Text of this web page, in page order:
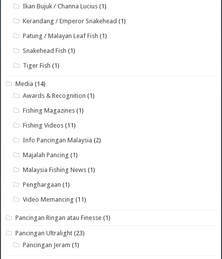
Ikan Bujuk / Channa Lucius (1)
Kerandang / Emperor Snakehead (1)
Patung / Malayan Leaf Fish (1)
Snakehead Fish (1)
Tiger Fish (1)
Media (14)
Awards & Recognition (1)
Fishing Magazines (1)
Fishing Videos (11)
Info Pancingan Malaysia (2)
Majalah Pancing (1)
Malaysia Fishing News (1)
Penghargaan (1)
Video Memancing (11)
Pancingan Ringan atau Finesse (1)
Pancingan Ultralight (23)
Pancingan Jeram (1)